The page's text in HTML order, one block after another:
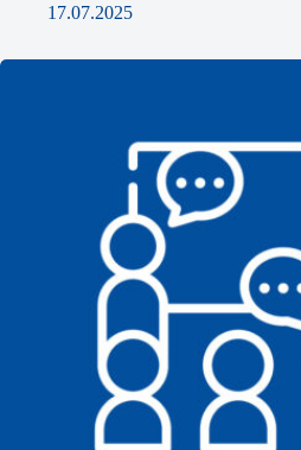
17.07.2025